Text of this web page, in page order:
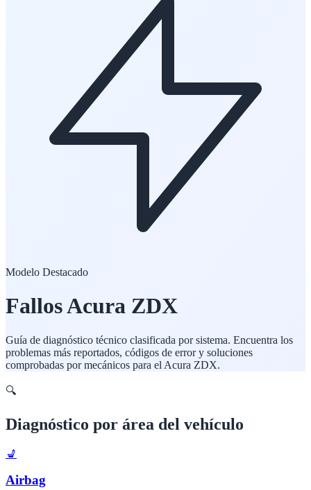
Modelo Destacado
FallosAcura ZDX
Guía de diagnóstico técnico clasificada por sistema. Encuentra los
problemas más reportados, códigos de error y soluciones
comprobadas por mecánicos para el Acura ZDX.
🔍
Diagnóstico por área del vehículo
💺
Airbag